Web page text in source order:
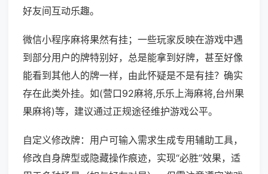
好友间互动乐趣。
微信小程序麻将果然有挂；一些玩家反映在游戏中遇
到部分用户的牌特别好，总是能拿到好牌，甚至好像
能看到其他人的牌一样，由此怀疑是不是有挂？确实
存在此类外挂。如(营口92麻将,乐乐上海麻将,台州果
果麻将)等，建议通过正规途径维护游戏公平。
自定义修改牌：用户可输入需求生成专用辅助工具，
修改自身牌型或隐藏操作痕迹，实现“必胜”效果，适